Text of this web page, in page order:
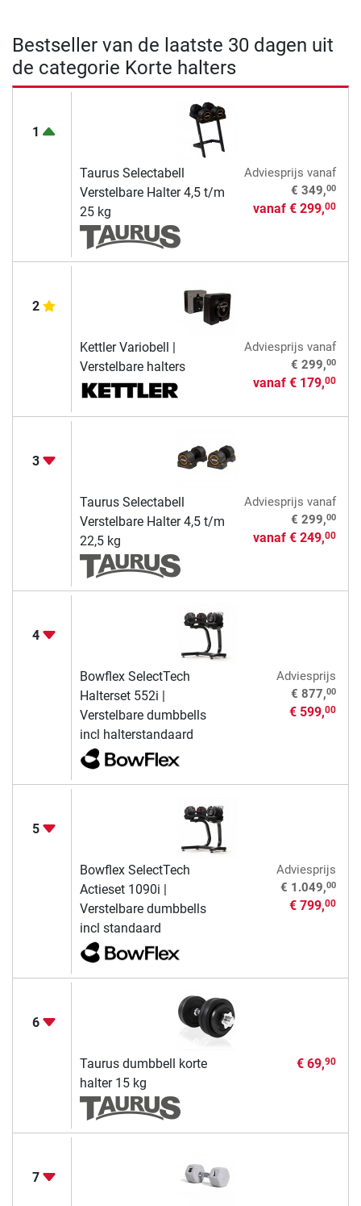
Bestseller van de laatste 30 dagen uit
de categorie Korte halters
1
Taurus Selectabell
Verstelbare Halter 4,5 t/m
25 kg
Adviesprijs vanaf
€ 349,00
vanaf € 299,00
2
Kettler Variobell |
Verstelbare halters
Adviesprijs vanaf
€ 299,00
vanaf € 179,00
3
Taurus Selectabell
Verstelbare Halter 4,5 t/m
22,5 kg
Adviesprijs vanaf
€ 299,00
vanaf € 249,00
4
Bowflex SelectTech
Halterset 552i |
Verstelbare dumbbells
incl halterstandaard
Adviesprijs
€ 877,00
€ 599,00
5
Bowflex SelectTech
Actieset 1090i |
Verstelbare dumbbells
incl standaard
Adviesprijs
€ 1.049,00
€ 799,00
6
Taurus dumbbell korte
halter 15 kg
€ 69,90
7